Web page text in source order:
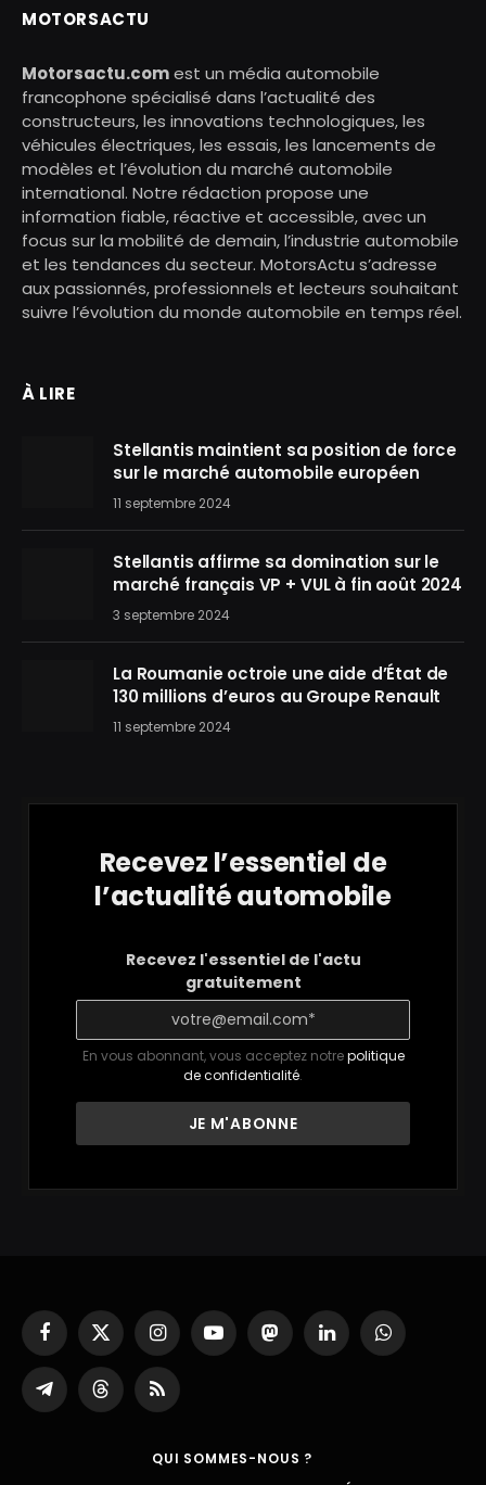
MOTORSACTU
Motorsactu.comest un média automobile
francophone spécialisé dans l’actualité des
constructeurs, les innovations technologiques, les
véhicules électriques, les essais, les lancements de
modèles et l’évolution du marché automobile
international. Notre rédaction propose une
information fiable, réactive et accessible, avec un
focus sur la mobilité de demain, l’industrie automobile
et les tendances du secteur. MotorsActu s’adresse
aux passionnés, professionnels et lecteurs souhaitant
suivre l’évolution du monde automobile en temps réel.
À LIRE
Stellantis maintient sa position de force
sur le marché automobile européen
11 septembre 2024
Stellantis affirme sa domination sur le
marché français VP + VUL à fin août 2024
3 septembre 2024
La Roumanie octroie une aide d’État de
130 millions d’euros au Groupe Renault
11 septembre 2024
Recevez l’essentiel de
l’actualité automobile
Recevez l'essentiel de l'actu
gratuitement
En vous abonnant, vous acceptez notrepolitique
de confidentialité.
Facebook
X
(Twitter)
InstagramYouTubeMastodonLinkedInWhatsApp
Partager
sur
ThreadsRSS
QUI SOMMES-NOUS ?